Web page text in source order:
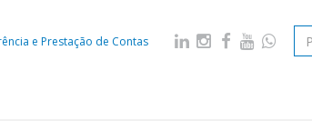
e Prestação de Contas